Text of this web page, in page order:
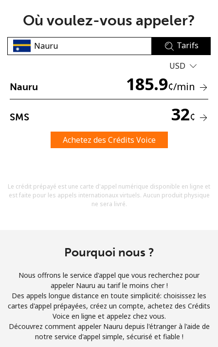
Aucun mot de passe créé
Une lettre majuscule et une lettre minuscule
Un caractère spécial
Bonjour!
Où voulez-vous appeler?
Tarifs
USD
Nauru 185.9¢/min
SMS 32¢
Achetez des Crédits Voice
Le crédit prépayé est une carte d'appel numérique disponible en ligne et
est faite pour les appels internationaux virtuels. Aucun produit physique
ne sera livré.
Pourquoi nous ?
Nous offrons le service d'appel que vous recherchez pour
appeler Nauru au tarif le moins cher !
Des appels longue distance en toute simplicité: choisissez les
cartes d'appel prépayées, créez un compte, achetez des Crédits
Voice en ligne et appelez chez vous.
Découvrez comment appeler Nauru depuis l'étranger à l'aide de
notre service d'appel simple, sécurisé et fiable !